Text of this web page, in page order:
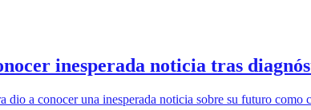
inesperada noticia tras
dio a conocer una inesperada noticia sobre su futuro